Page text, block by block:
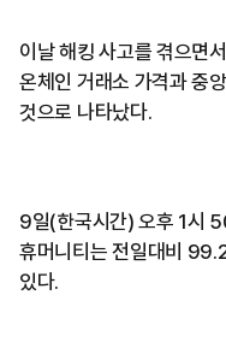
이날 해킹 사고를 겪으면
온체인 거래소 가격과 중
것으로 나타났다.
9일(한국시간) 오후 1시
휴머니티는 전일대비
있다.